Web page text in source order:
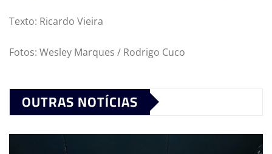
Texto: Ricardo Vieira
Fotos: Wesley Marques / Rodrigo Cuco
OUTRAS NOTÍCIAS